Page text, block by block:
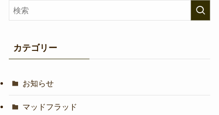
カテゴリー
お知らせ
マッドフラッド